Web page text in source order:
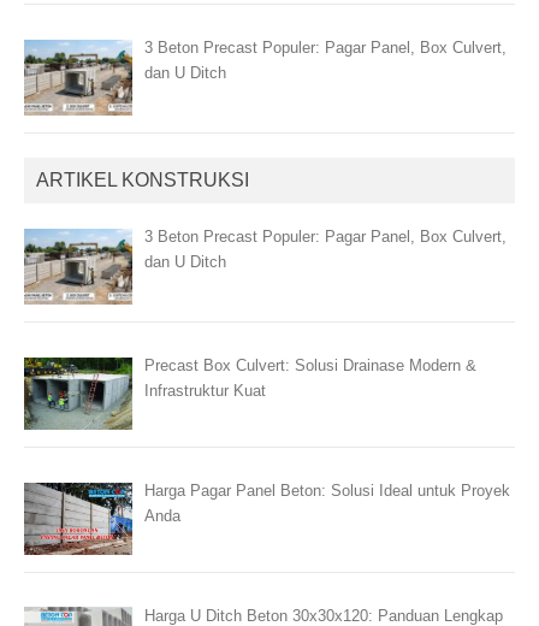
3 Beton Precast Populer: Pagar Panel, Box Culvert,
dan U Ditch
ARTIKEL KONSTRUKSI
3 Beton Precast Populer: Pagar Panel, Box Culvert,
dan U Ditch
Precast Box Culvert: Solusi Drainase Modern &
Infrastruktur Kuat
Harga Pagar Panel Beton: Solusi Ideal untuk Proyek
Anda
Harga U Ditch Beton 30x30x120: Panduan Lengkap